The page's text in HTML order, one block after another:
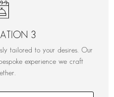
3
tailored to your desires. Our
experience we craft